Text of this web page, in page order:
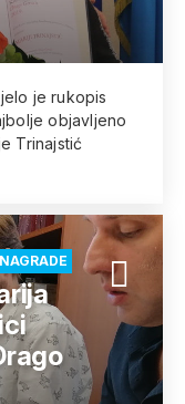
je rukopis
objavljeno
Trinajstić